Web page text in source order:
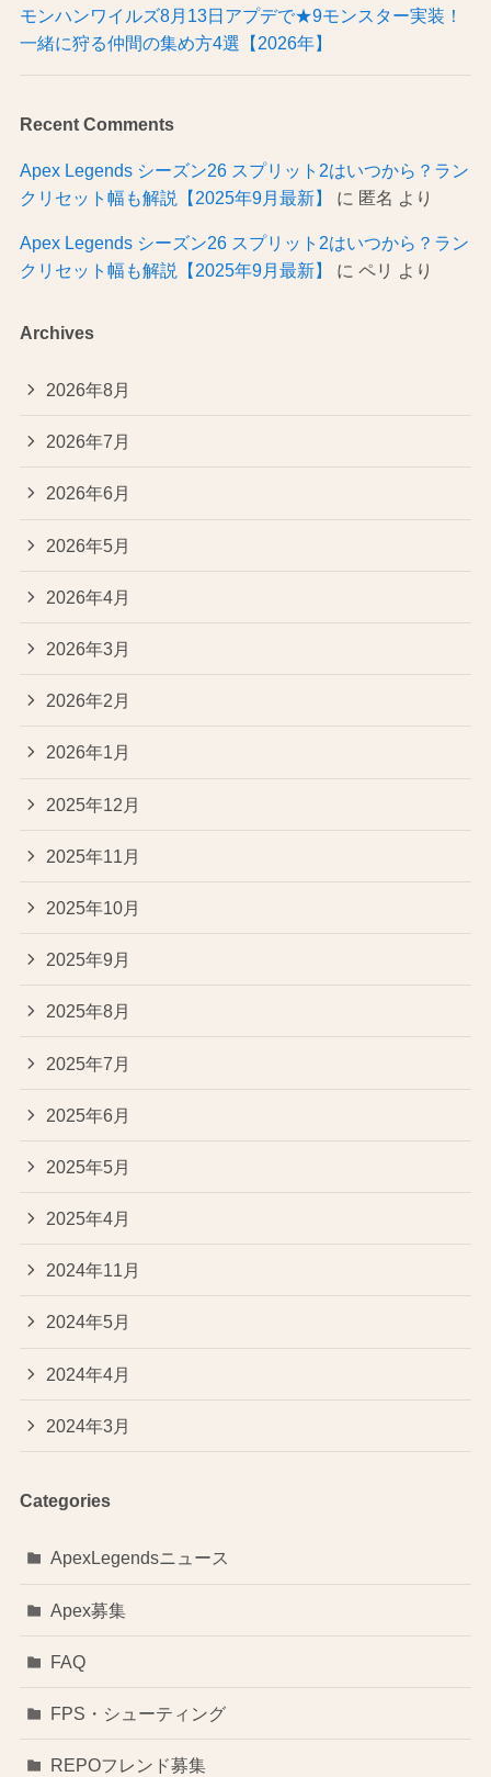
モンハンワイルズ8月13日アプデで★9モンスター実装！
一緒に狩る仲間の集め方4選【2026年】
Recent Comments
Apex Legends シーズン26 スプリット2はいつから？ラン
クリセット幅も解説【2025年9月最新】
に 匿名 より
Apex Legends シーズン26 スプリット2はいつから？ラン
クリセット幅も解説【2025年9月最新】
に ペリ より
Archives
2026年8月
2026年7月
2026年6月
2026年5月
2026年4月
2026年3月
2026年2月
2026年1月
2025年12月
2025年11月
2025年10月
2025年9月
2025年8月
2025年7月
2025年6月
2025年5月
2025年4月
2024年11月
2024年5月
2024年4月
2024年3月
Categories
ApexLegendsニュース
Apex募集
FAQ
FPS・シューティング
REPOフレンド募集